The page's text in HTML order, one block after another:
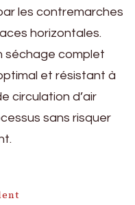
les contremarches
horizontales.
séchage complet
et résistant à
circulation d’air
sans risquer